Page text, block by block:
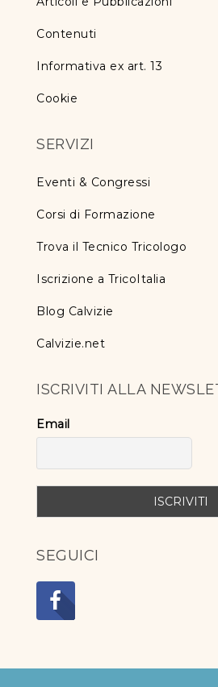
Contenuti
Informativa ex art. 13
Cookie
SERVIZI
Eventi & Congressi
Corsi di Formazione
Trova il Tecnico Tricologo
Iscrizione a TricoItalia
Blog Calvizie
Calvizie.net
ISCRIVITI ALLA
Email
SEGUICI